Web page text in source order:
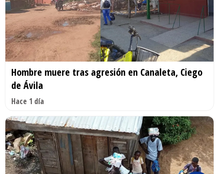
Hombre muere tras agresión en Canaleta, Ciego
de Ávila
Hace 1 día